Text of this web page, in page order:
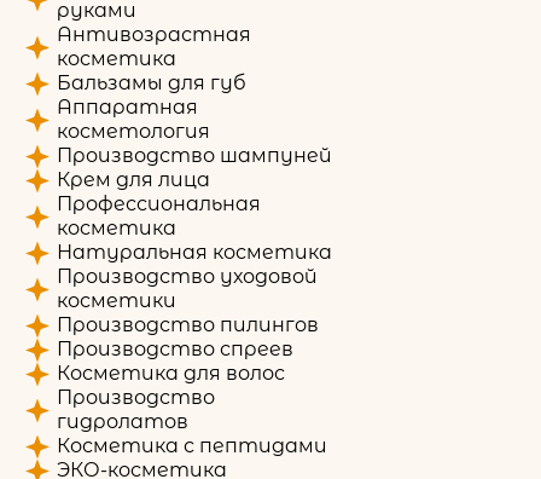
руками
Антивозрастная
косметика
Бальзамы для губ
Аппаратная
косметология
Производство шампуней
Крем для лица
Профессиональная
косметика
Натуральная косметика
Производство уходовой
косметики
Производство пилингов
Производство спреев
Косметика для волос
Производство
гидролатов
Косметика с пептидами
ЭКО-косметика